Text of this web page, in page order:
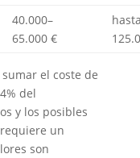
40.000–
65.000 €
el coste de
del
y los posibles
un
son